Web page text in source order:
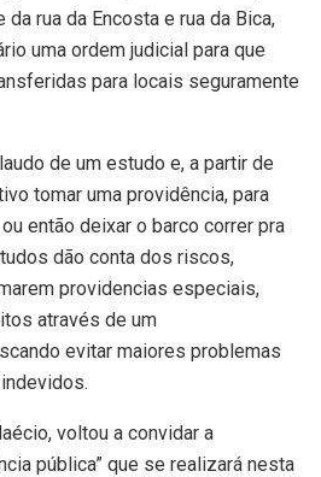
rua da Encosta e rua da Bica,
uma ordem judicial para que
para locais seguramente
de um estudo e, a partir de
tomar uma providência, para
então deixar o barco correr pra
dão conta dos riscos,
providencias especiais,
através de um
evitar maiores problemas
voltou a convidar a
pública” que se realizará nesta